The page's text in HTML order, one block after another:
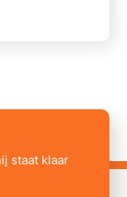
staat klaar